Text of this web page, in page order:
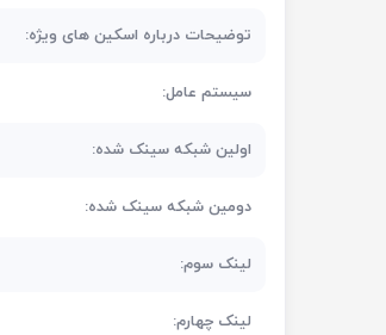
توضیحات درباره اسکین های ویژه:
سیستم عامل:
اولین شبکه سینک شده:
دومین شبکه سینک شده:
لینک سوم:
لینک چهارم: